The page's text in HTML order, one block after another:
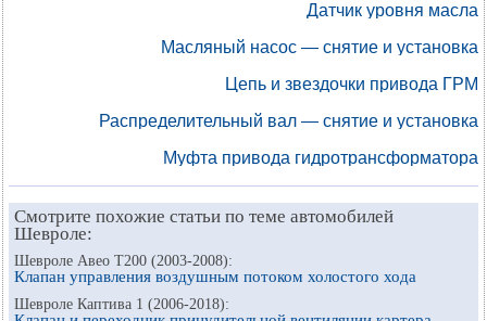
Датчик уровня масла
Масляный насос — снятие и установка
Цепь и звездочки привода ГРМ
Распределительный вал — снятие и установка
Муфта привода гидротрансформатора
Смотрите похожие статьи по теме автомобилей
Шевроле:
Шевроле Авео Т200 (2003-2008):
Клапан управления воздушным потоком холостого хода
Шевроле Каптива 1 (2006-2018):